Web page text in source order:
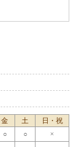
金 土
日・祝
○ ○
×